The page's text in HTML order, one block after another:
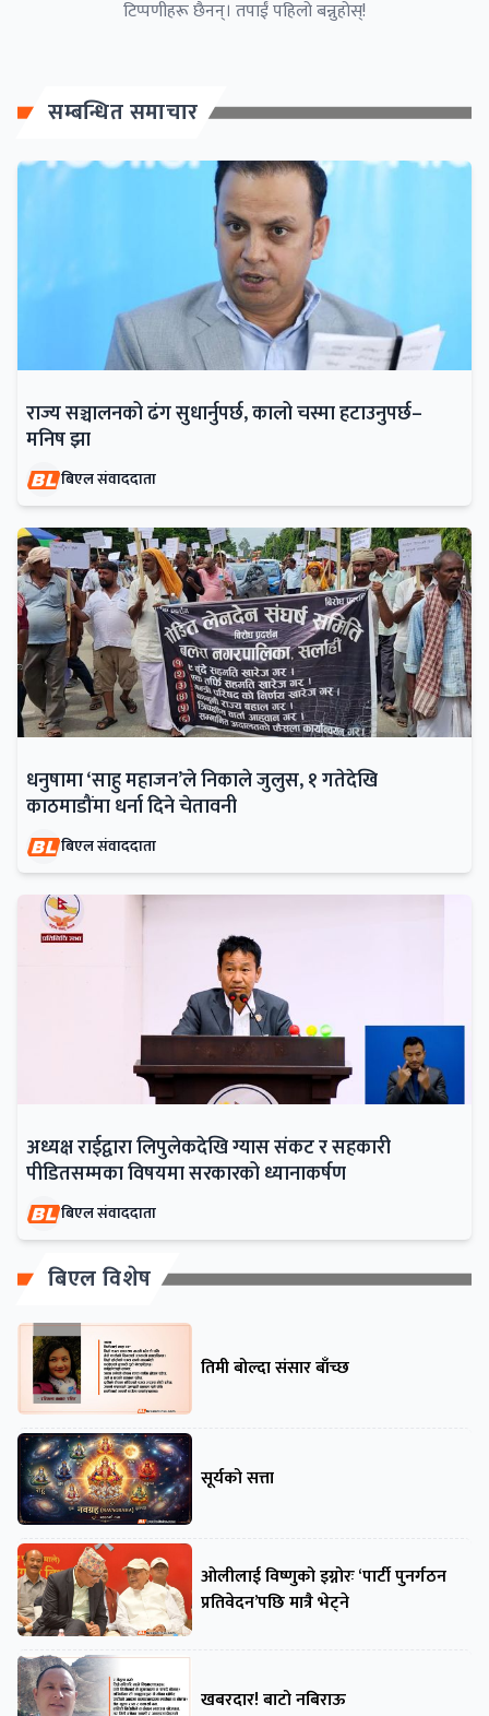
टिप्पणीहरू छैनन्। तपाईं पहिलो बन्नुहोस्!
सम्बन्धित समाचार
राज्य सञ्चालनको ढंग सुधार्नुपर्छ, कालो चस्मा हटाउनुपर्छ–
मनिष झा
बिएल संवाददाता
धनुषामा ‘साहु महाजन’ले निकाले जुलुस, १ गतेदेखि
काठमाडौंमा धर्ना दिने चेतावनी
बिएल संवाददाता
अध्यक्ष राईद्वारा लिपुलेकदेखि ग्यास संकट र सहकारी
पीडितसम्मका विषयमा सरकारको ध्यानाकर्षण
बिएल संवाददाता
बिएल विशेष
तिमी बोल्दा संसार बाँच्छ
सूर्यको सत्ता
ओलीलाई विष्णुको इग्नोरः ‘पार्टी पुनर्गठन
प्रतिवेदन’पछि मात्रै भेट्ने
खबरदार! बाटो नबिराऊ